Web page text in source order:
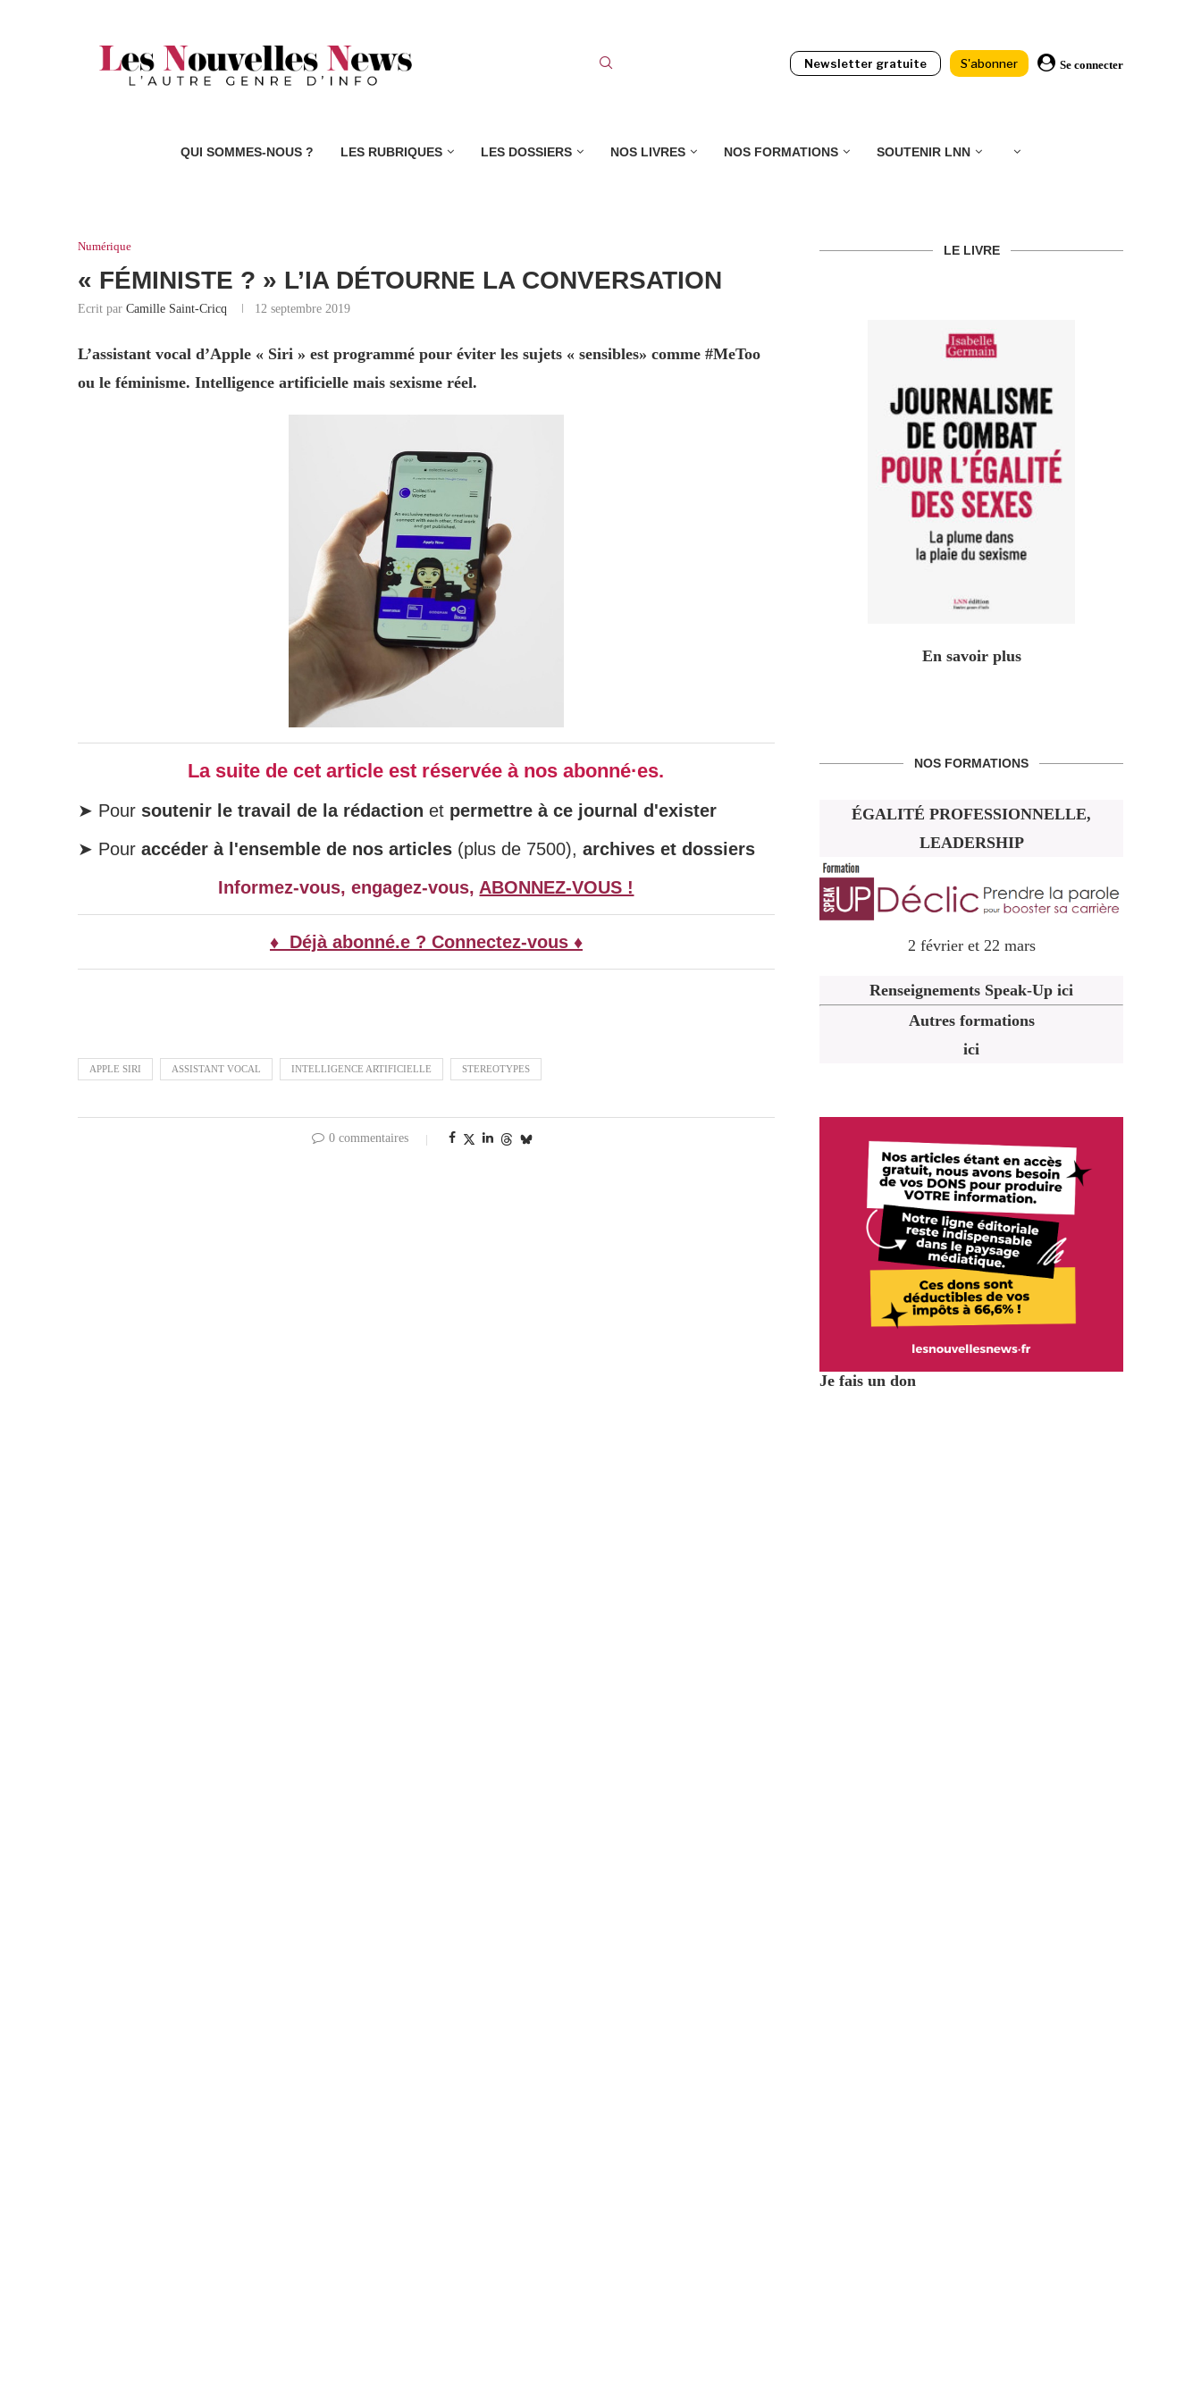
Newsletter gratuite S'abonner Se connecter
QUI SOMMES-NOUS ? LES RUBRIQUES LES DOSSIERS NOS LIVRES NOS FORMATIONS SOUTENIR LNN
Numérique
« FÉMINISTE ? » L’IA DÉTOURNE LA CONVERSATION
Ecrit par Camille Saint-Cricq 12 septembre 2019
L’assistant vocal d’Apple « Siri » est programmé pour éviter les sujets « sensibles» comme #MeToo
ou le féminisme. Intelligence artificielle mais sexisme réel.
La suite de cet article est réservée à nos abonné·es.
➤ Pour soutenir le travail de la rédaction et permettre à ce journal d'exister
➤ Pour accéder à l'ensemble de nos articles (plus de 7500), archives et dossiers
Informez-vous, engagez-vous, ABONNEZ-VOUS !
♦ Déjà abonné.e ? Connectez-vous ♦
APPLE SIRI ASSISTANT VOCAL INTELLIGENCE ARTIFICIELLE STEREOTYPES
0 commentaires
LE LIVRE
En savoir plus
NOS FORMATIONS
ÉGALITÉ PROFESSIONNELLE,
LEADERSHIP
2 février et 22 mars
Renseignements Speak-Up ici
Autres formations
ici
Je fais un don